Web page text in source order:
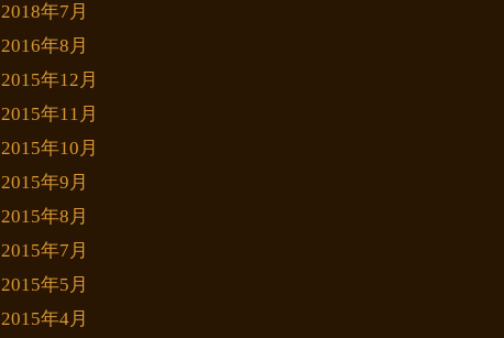
2018年7月
2016年8月
2015年12月
2015年11月
2015年10月
2015年9月
2015年8月
2015年7月
2015年5月
2015年4月